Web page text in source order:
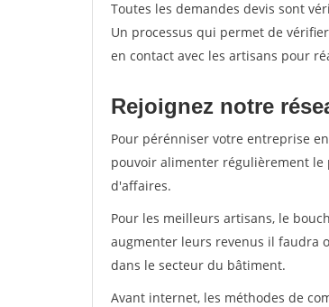
Toutes les demandes devis sont
Un processus qui permet de
en contact avec les artisans pour
Rejoignez notre
Pour pérénniser votre entreprise
pouvoir alimenter régulièrement
d'affaires.
Pour les meilleurs artisans, le
augmenter leurs revenus il faudra
dans le secteur du bâtiment.
Avant internet, les méthodes de